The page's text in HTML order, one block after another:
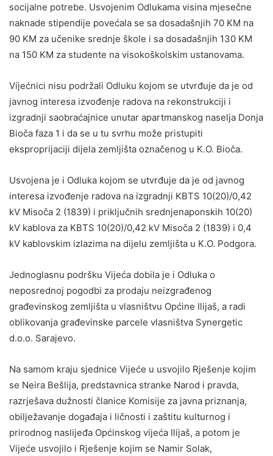
socijalne potrebe. Usvojenim Odlukama visina mjesečne
naknade stipendije povećala se sa dosadašnjih 70 KM na
90 KM za učenike srednje škole i sa dosadašnjih 130 KM
na 150 KM za studente na visokoškolskim ustanovama.
Vijećnici nisu podržali Odluku kojom se utvrđuje da je od
javnog interesa izvođenje radova na rekonstrukciji i
izgradnji saobraćajnice unutar apartmanskog naselja Donja
Bioča faza 1 i da se u tu svrhu može pristupiti
eksproprijaciji dijela zemljišta označenog u K.O. Bioča.
Usvojena je i Odluka kojom se utvrđuje da je od javnog
interesa izvođenje radova na izgradnji KBTS 10(20)/0,42
kV Misoča 2 (1839) i priključnih srednjenaponskih 10(20)
kV kablova za KBTS 10(20)/0,42 kV Misoča 2 (1839) i 0,4
kV kablovskim izlazima na dijelu zemljišta u K.O. Podgora.
Jednoglasnu podršku Vijeća dobila je i Odluka o
neposrednoj pogodbi za prodaju neizgrađenog
građevinskog zemljišta u vlasništvu Općine Ilijaš, a radi
oblikovanja građevinske parcele vlasništva Synergetic
d.o.o. Sarajevo.
Na samom kraju sjednice Vijeće u usvojilo Rješenje kojim
se Neira Bešlija, predstavnica stranke Narod i pravda,
razrješava dužnosti članice Komisije za javna priznanja,
obilježavanje događaja i ličnosti i zaštitu kulturnog i
prirodnog naslijeđa Općinskog vijeća Ilijaš, a potom je
Vijeće usvojilo i Rješenje kojim se Namir Solak,